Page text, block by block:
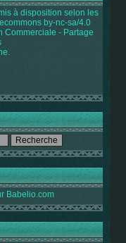
à disposition selon les
by-nc-sa/4.0
Commerciale - Partage